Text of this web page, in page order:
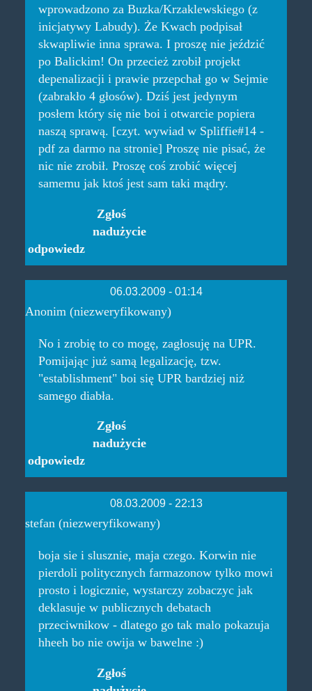
wprowadzono za Buzka/Krzaklewskiego (z
inicjatywy Labudy). Że Kwach podpisał
skwapliwie inna sprawa. I proszę nie jeździć
po Balickim! On przecież zrobił projekt
depenalizacji i prawie przepchał go w Sejmie
(zabrakło 4 głosów). Dziś jest jedynym
posłem który się nie boi i otwarcie popiera
naszą sprawą. [czyt. wywiad w Spliffie#14 -
pdf za darmo na stronie] Proszę nie pisać, że
nic nie zrobił. Proszę coś zrobić więcej
samemu jak ktoś jest sam taki mądry.
odpowiedz
Zgłoś
nadużycie
06.03.2009 - 01:14
Anonim (niezweryfikowany)
No i zrobię to co mogę, zagłosuję na UPR.
Pomijając już samą legalizację, tzw.
"establishment" boi się UPR bardziej niż
samego diabła.
odpowiedz
Zgłoś
nadużycie
08.03.2009 - 22:13
stefan (niezweryfikowany)
boja sie i slusznie, maja czego. Korwin nie
pierdoli politycznych farmazonow tylko mowi
prosto i logicznie, wystarczy zobaczyc jak
deklasuje w publicznych debatach
przeciwnikow - dlatego go tak malo pokazuja
hheeh bo nie owija w bawelne :)
Zgłoś